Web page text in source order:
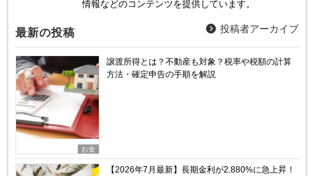
情報などのコンテンツを提供しています。
最新の投稿 投稿者アーカイブ
お金
譲渡所得とは？不動産も対象？税率や税額の計算
方法・確定申告の手順を解説
【2026年7月最新】長期金利が2.880%に急上昇！